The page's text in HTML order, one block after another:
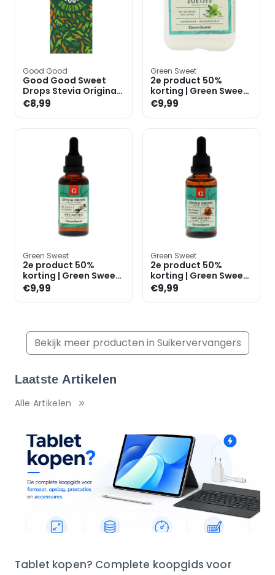
Good Good
Good Good Sweet
Drops Stevia Original
- 50ml
€8,99
Green Sweet
2e product 50%
korting | Green Sweet
Stevia Zoetjes
€9,99
Green Sweet
2e product 50%
korting | Green Sweet
Stevia Vanille
Vloeibaar - 50ml
€9,99
Green Sweet
2e product 50%
korting | Green Sweet
Stevia Caramel
Vloeibaar - 50ml
€9,99
Bekijk meer producten in Suikervervangers
Laatste Artikelen
Alle Artikelen
Tablet kopen? Complete koopgids voor